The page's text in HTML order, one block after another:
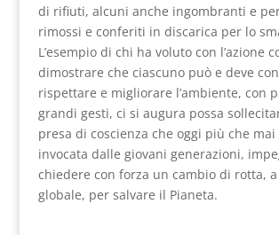
di rifiuti, alcuni anche ingombranti e
rimossi e conferiti in discarica per lo
L’esempio di chi ha voluto con l’azione
dimostrare che ciascuno può e deve
rispettare e migliorare l’ambiente, con
grandi gesti, ci si augura possa
presa di coscienza che oggi più che mai
invocata dalle giovani generazioni,
chiedere con forza un cambio di rotta,
globale, per salvare il Pianeta. ​